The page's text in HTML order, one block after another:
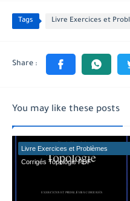
Tags Livre Exercices et
You may like these posts
Livre Exercices et Problèmes
Corrigés Topologie PDF